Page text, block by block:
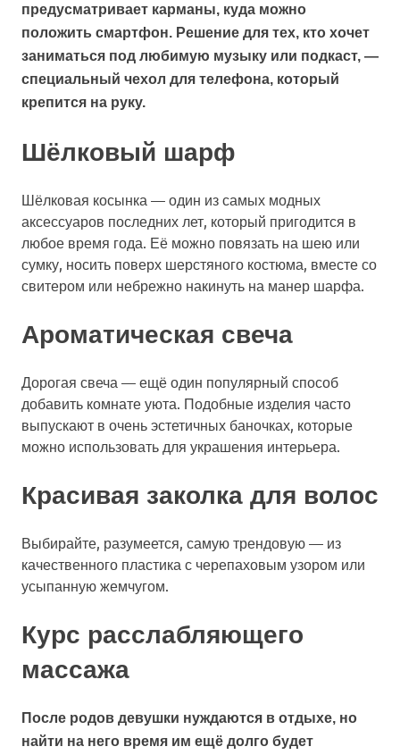
предусматривает карманы, куда можно
положить смартфон. Решение для тех, кто хочет
заниматься под любимую музыку или подкаст, —
специальный чехол для телефона, который
крепится на руку.
Шёлковый шарф
Шёлковая косынка — один из самых модных
аксессуаров последних лет, который пригодится в
любое время года. Её можно повязать на шею или
сумку, носить поверх шерстяного костюма, вместе со
свитером или небрежно накинуть на манер шарфа.
Ароматическая свеча
Дорогая свеча — ещё один популярный способ
добавить комнате уюта. Подобные изделия часто
выпускают в очень эстетичных баночках, которые
можно использовать для украшения интерьера.
Красивая заколка для волос
Выбирайте, разумеется, самую трендовую — из
качественного пластика с черепаховым узором или
усыпанную жемчугом.
Курс расслабляющего
массажа
После родов девушки нуждаются в отдыхе, но
найти на него время им ещё долго будет